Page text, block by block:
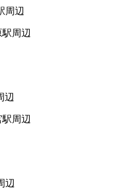
周辺
周辺
辺
周辺
辺